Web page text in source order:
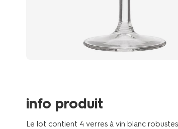
info produit
Le lot contient 4 verres à vin blanc